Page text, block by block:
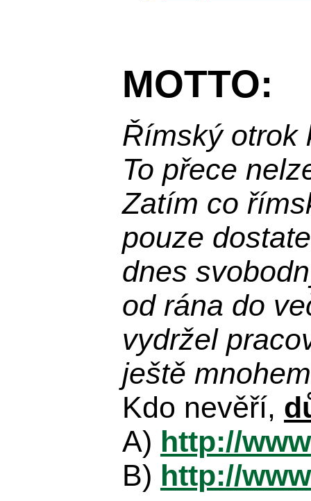
MOTTO:
Římský otrok
To přece
Zatím co
pouze
dnes
od rána do
vydržel
ještě
Kdo nevěří,
A) http://
B) http://